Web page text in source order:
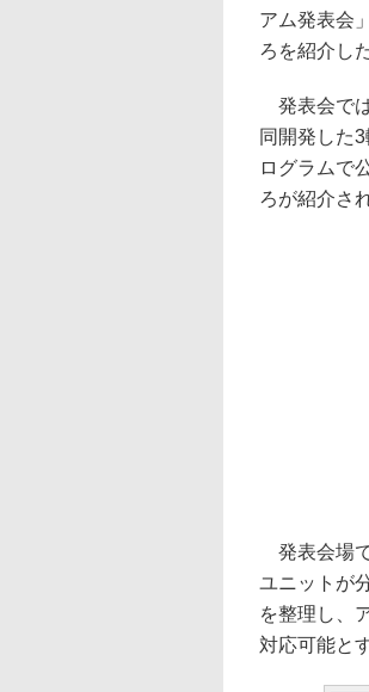
アム発表会
ろを紹介した
発表会で
同開発した
ログラムで
ろが紹介さ
発表会場
ユニットが
を整理し、
対応可能と